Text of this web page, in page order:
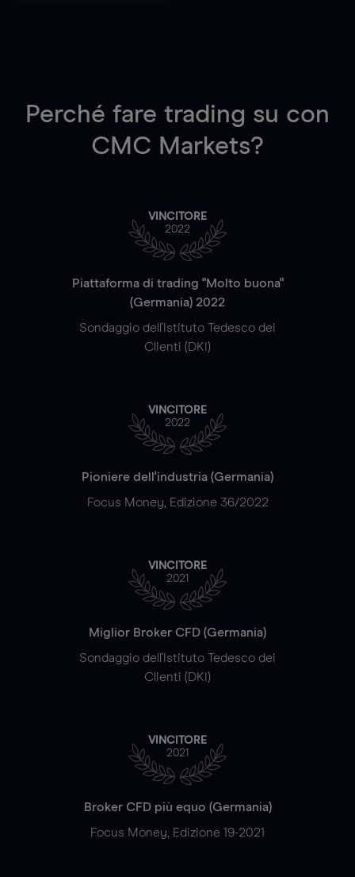
Perché fare trading su con
CMC Markets?
VINCITORE
2022
Piattaforma di trading "Molto buona"
(Germania) 2022
Sondaggio dell'Istituto Tedesco dei
Clienti (DKI)
VINCITORE
2022
Pioniere dell'industria (Germania)
Focus Money, Edizione 36/2022
VINCITORE
2021
Miglior Broker CFD (Germania)
Sondaggio dell'Istituto Tedesco dei
Clienti (DKI)
VINCITORE
2021
Broker CFD più equo (Germania)
Focus Money, Edizione 19-2021